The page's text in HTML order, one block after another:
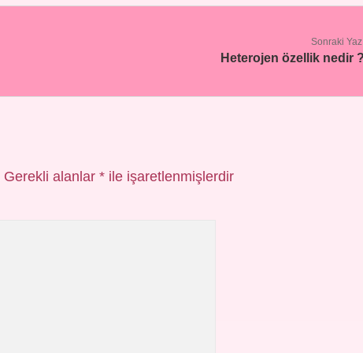
Sonraki
Heterojen özellik nedir
Gerekli alanlar *ile işaretlenmişlerdir